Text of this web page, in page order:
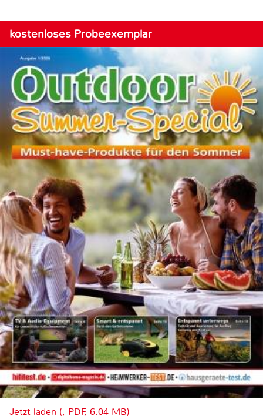
kostenloses Probeexemplar
Jetzt laden (, PDF, 6.04 MB)